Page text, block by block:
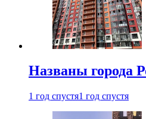
Названы города
1 год спустя1 год спустя